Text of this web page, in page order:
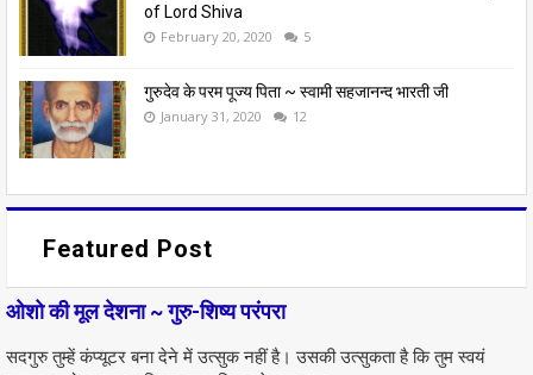
of Lord Shiva
February 20, 2020 5
गुरुदेव के परम पूज्य पिता ~ स्वामी सहजानन्द भारती जी
January 31, 2020 12
Featured Post
ओशो की मूल देशना ~ गुरु-शिष्य परंपरा
सदगुरु तुम्हें कंप्यूटर बना देने में उत्सुक नहीं है। उसकी उत्सुकता है कि तुम स्वयं